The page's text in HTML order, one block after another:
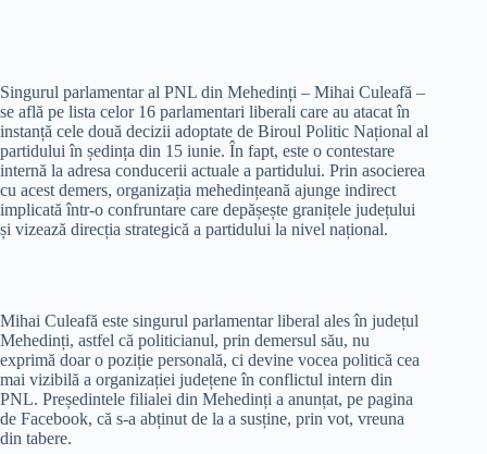
Singurul parlamentar al PNL din Mehedinți – Mihai Culeafă –
se află pe lista celor 16 parlamentari liberali care au atacat în
instanță cele două decizii adoptate de Biroul Politic Național al
partidului în ședința din 15 iunie. În fapt, este o contestare
internă la adresa conducerii actuale a partidului. Prin asocierea
cu acest demers, organizația mehedințeană ajunge indirect
implicată într-o confruntare care depășește granițele județului
și vizează direcția strategică a partidului la nivel național.
Mihai Culeafă este singurul parlamentar liberal ales în județul
Mehedinți, astfel că politicianul, prin demersul său, nu
exprimă doar o poziție personală, ci devine vocea politică cea
mai vizibilă a organizației județene în conflictul intern din
PNL. Președintele filialei din Mehedinți a anunțat, pe pagina
de Facebook, că s-a abținut de la a susține, prin vot, vreuna
din tabere.